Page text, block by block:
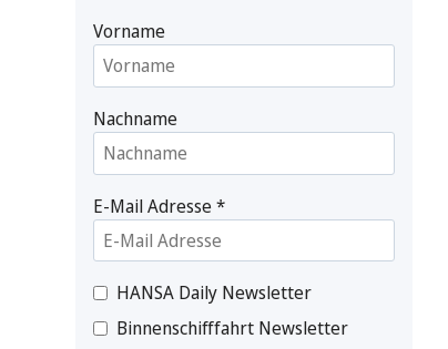
Vorname
Nachname
E-Mail Adresse*
HANSA Daily Newsletter
Binnenschifffahrt Newsletter